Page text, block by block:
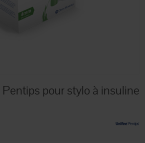
pour stylo à insuline